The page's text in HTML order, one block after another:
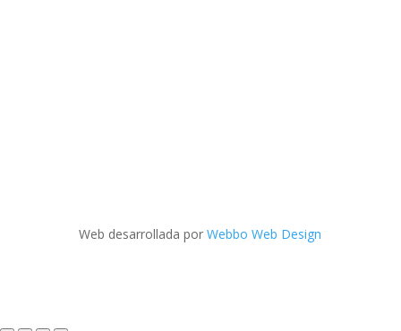
Web desarrollada por Webbo Web Design